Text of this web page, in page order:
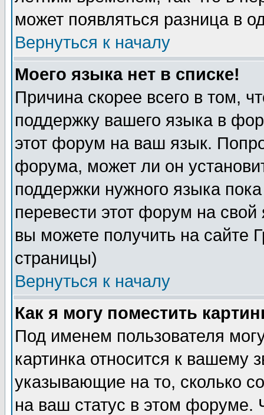
может появляться разница в
Вернуться к началу
Моего языка нет в списке!
Причина скорее всего в том,
поддержку вашего языка в
этот форум на ваш язык.
форума, может ли он
поддержки нужного языка
перевести этот форум на
вы можете получить на сайте
страницы)
Вернуться к началу
Как я могу поместить
Под именем пользователя
картинка относится к вашему
указывающие на то, сколько
на ваш статус в этом форуме.